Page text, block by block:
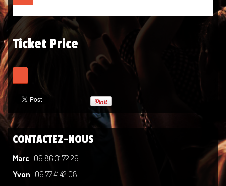
Ticket Price
-
CONTACTEZ-NOUS
Marc : 06 86 31 72 26
Yvon : 06 77 41 42 08